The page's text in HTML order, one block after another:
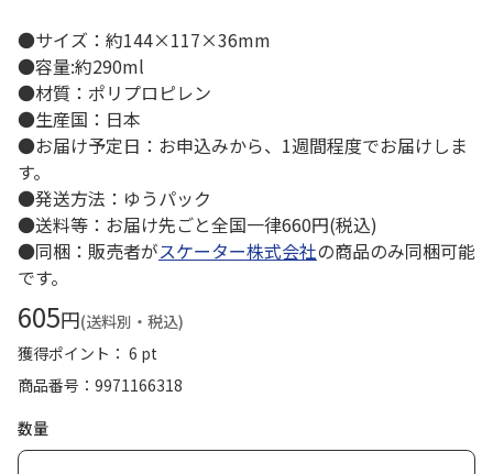
●サイズ：約144×117×36mm
●容量:約290ml
●材質：ポリプロピレン
●生産国：日本
●お届け予定日：お申込みから、1週間程度でお届けしま
す。
●発送方法：ゆうパック
●送料等：お届け先ごと全国一律660円(税込)
●同梱：販売者がスケーター株式会社の商品のみ同梱可能
です。
605円(送料別・税込)
獲得ポイント： 6 pt
商品番号
9971166318
数量